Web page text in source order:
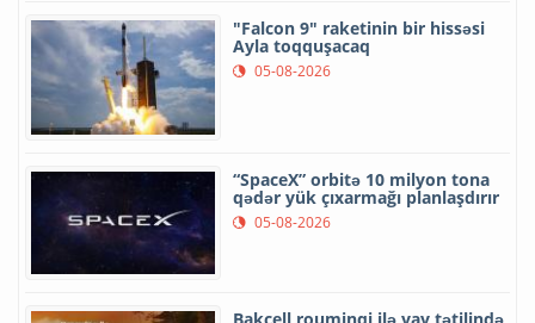
"Falcon 9" raketinin bir hissəsi
Ayla toqquşacaq
05-08-2026
“SpaceX” orbitə 10 milyon tona
qədər yük çıxarmağı planlaşdırır
05-08-2026